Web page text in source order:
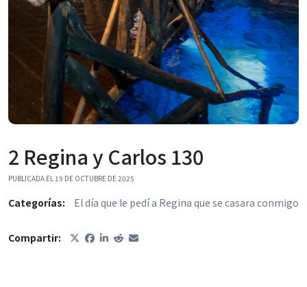
2 Regina y Carlos 130
PUBLICADA EL 19 DE OCTUBRE DE 2025
Categorías: El día que le pedí a Regina que se casara conmigo
Compartir: